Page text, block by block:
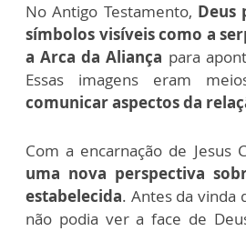
No Antigo Testamento, Deus
símbolos visíveis como a
a Arca da Aliança para
Essas imagens eram
comunicar aspectos da
Com a encarnação de Jesus
uma nova perspectiva
estabelecida. Antes da vinda
não podia ver a face de